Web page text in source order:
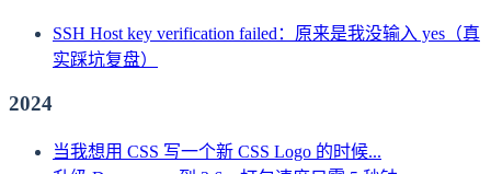
SSH Host key verification failed：原来是我没输入 yes（真
实踩坑复盘）
2024
当我想用 CSS 写一个新 CSS Logo 的时候...